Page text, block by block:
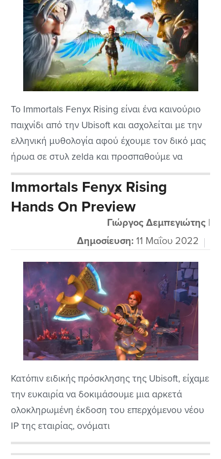
Το Immortals Fenyx Rising είναι ένα καινούριο
παιχνίδι από την Ubisoft και ασχολείται με την
ελληνική μυθολογία αφού έχουμε τον δικό μας
ήρωα σε στυλ zelda και προσπαθούμε να
επιβιώσουμε σκοτώνοντας διάφορα μυθικά
πλάσματα και λύνοντας γρίφους φυσικά σε ένα
hack 'n slash παιχνίδι που χρειάζεται το
χειριστήριο οπωσδήποτε για να μπορέσετε να
το ευχαριστηθείτε...
Immortals Fenyx Rising
Hands On Preview
Γιώργος Δεμπεγιώτης|
Δημοσίευση: 11 Μαΐου 2022
Κατόπιν ειδικής πρόσκλησης της Ubisoft, είχαμε
την ευκαιρία να δοκιμάσουμε μια αρκετά
ολοκληρωμένη έκδοση του επερχόμενου νέου
IP της εταιρίας, ονόματι
Immortals Fenyx Rising (μέχρι πρότινος γνωστό